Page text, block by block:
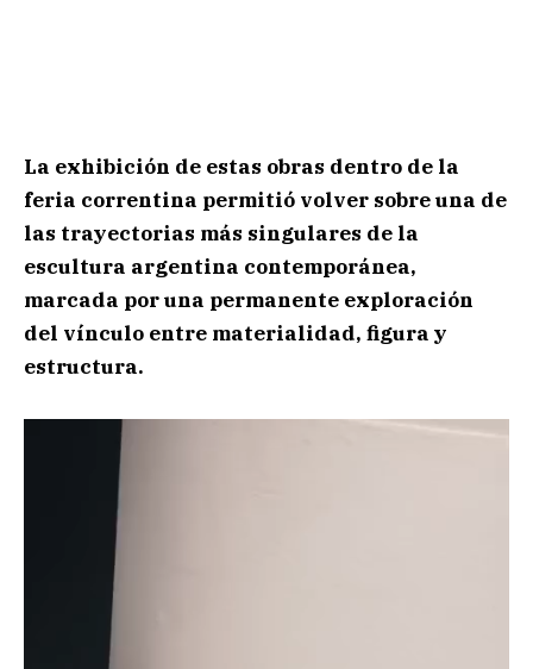
La exhibición de estas obras dentro de la
feria correntina permitió volver sobre una de
las trayectorias más singulares de la
escultura argentina contemporánea,
marcada por una permanente exploración
del vínculo entre materialidad, figura y
estructura.